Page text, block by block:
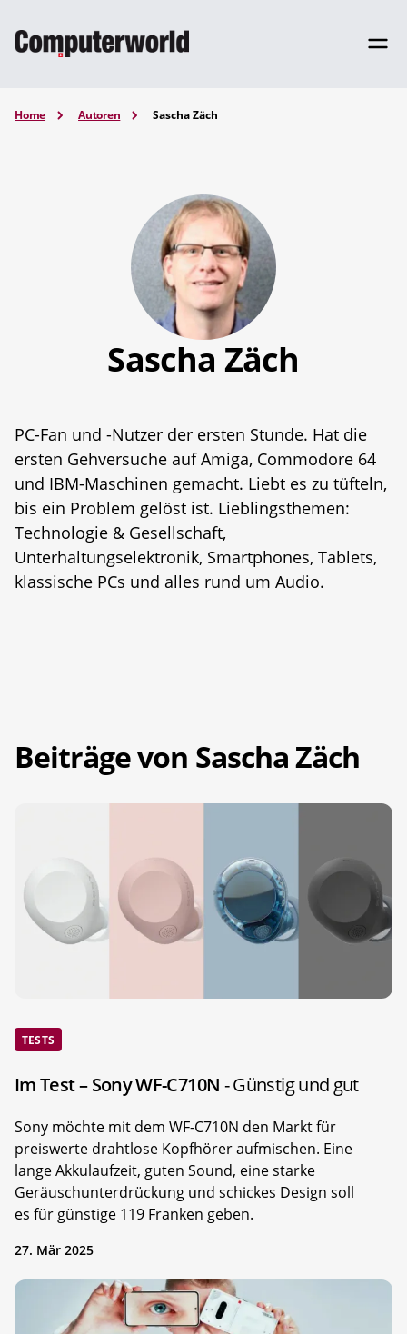
Home Autoren Sascha Zäch
Sascha Zäch
PC-Fan und -Nutzer der ersten Stunde. Hat die
ersten Gehversuche auf Amiga, Commodore 64
und IBM-Maschinen gemacht. Liebt es zu tüfteln,
bis ein Problem gelöst ist. Lieblingsthemen:
Technologie & Gesellschaft,
Unterhaltungselektronik, Smartphones, Tablets,
klassische PCs und alles rund um Audio.
Beiträge von Sascha Zäch
TESTS
Im Test – Sony WF-C710N - Günstig und gut
Sony möchte mit dem WF-C710N den Markt für
preiswerte drahtlose Kopfhörer aufmischen. Eine
lange Akkulaufzeit, guten Sound, eine starke
Geräuschunterdrückung und schickes Design soll
es für günstige 119 Franken geben.
27. Mär 2025